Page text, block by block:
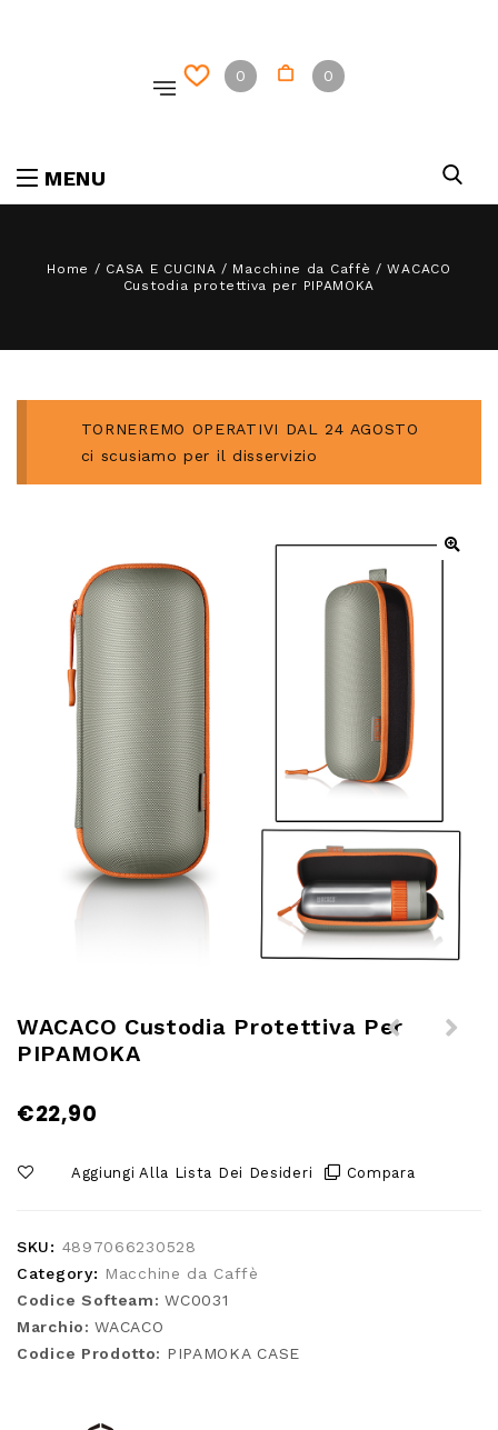
0 0
MENU
Home / CASA E CUCINA / Macchine da Caffè /WACACO
Custodia protettiva per PIPAMOKA
TORNEREMO OPERATIVI DAL 24 AGOSTO
ci scusiamo per il disservizio
WACACO Custodia Protettiva Per
PIPAMOKA
€22,90
Aggiungi Alla Lista Dei Desideri Compara
SKU: 4897066230528
Category: Macchine da Caffè
Codice Softeam:WC0031
Marchio:WACACO
Codice Prodotto: PIPAMOKA CASE